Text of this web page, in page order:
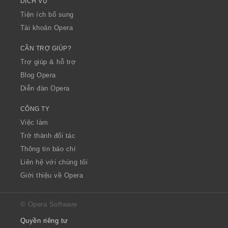
Tiện ích bổ sung
Tài khoản Opera
CẦN TRỢ GIÚP?
Trợ giúp & hỗ trợ
Blog Opera
Diễn đàn Opera
CÔNG TY
Việc làm
Trở thành đối tác
Thông tin báo chí
Liên hệ với chúng tôi
Giới thiệu về Opera
© Opera Software
Quyền riêng tư